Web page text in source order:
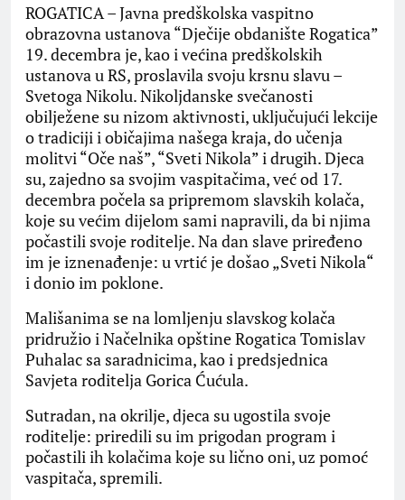
ROGATICA – Javna predškolska vaspitno
obrazovna ustanova “Dječije obdanište Rogatica”
19. decembra je, kao i većina predškolskih
ustanova u RS, proslavila svoju krsnu slavu –
Svetoga Nikolu. Nikoljdanske svečanosti
obilježene su nizom aktivnosti, uključujući lekcije
o tradiciji i običajima našega kraja, do učenja
molitvi “Oče naš”, “Sveti Nikola” i drugih. Djeca
su, zajedno sa svojim vaspitačima, već od 17.
decembra počela sa pripremom slavskih kolača,
koje su većim dijelom sami napravili, da bi njima
počastili svoje roditelje. Na dan slave priređeno
im je iznenađenje: u vrtić je došao „Sveti Nikola“
i donio im poklone.
Mališanima se na lomljenju slavskog kolača
pridružio i Načelnika opštine Rogatica Tomislav
Puhalac sa saradnicima, kao i predsjednica
Savjeta roditelja Gorica Ćućula.
Sutradan, na okrilje, djeca su ugostila svoje
roditelje: priredili su im prigodan program i
počastili ih kolačima koje su lično oni, uz pomoć
vaspitača, spremili.